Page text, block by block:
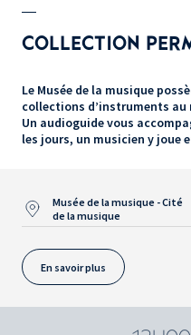
COLLECTION
Le Musée de la musique
collections d’instruments au
Un audioguide vous
les jours, un musicien y joue
Musée de la musique - Cité
de la musique
En savoir plus